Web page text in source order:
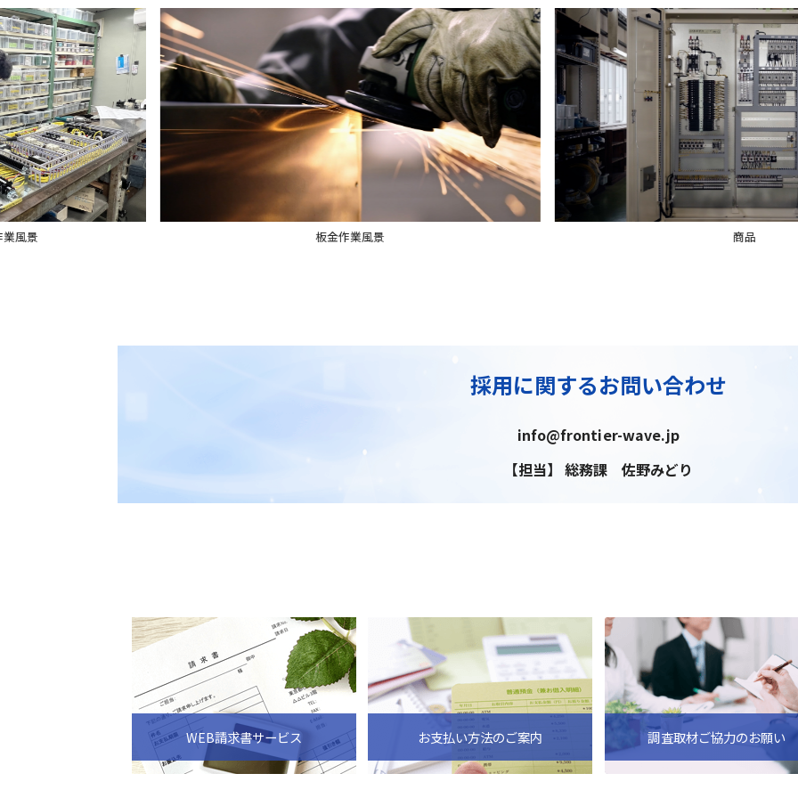
板金作業風景
採用に関するお問い合わせ
info@frontier-wave.jp
【担当】 総務課 佐野みどり
WEB請求書サービス お支払い方法のご案内 調査取材ご協力のお願い